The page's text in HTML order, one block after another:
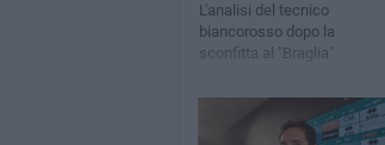
L'analisi del tecnico
biancorosso dopo la
sconfitta al "Braglia"